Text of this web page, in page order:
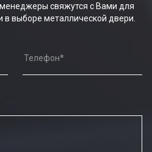
свяжутся с Вами для
выборе металлической двери.